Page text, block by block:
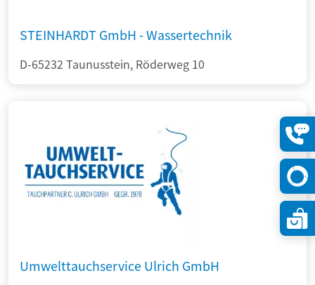
STEINHARDT GmbH - Wassertechnik
D-65232 Taunusstein, Röderweg 10
Umwelttauchservice Ulrich GmbH